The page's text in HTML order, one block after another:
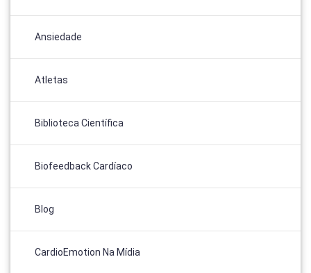
Ansiedade
Atletas
Biblioteca Científica
Biofeedback Cardíaco
Blog
CardioEmotion Na Mídia